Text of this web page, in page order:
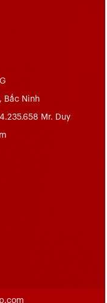
Bắc Ninh
Mr. Duy